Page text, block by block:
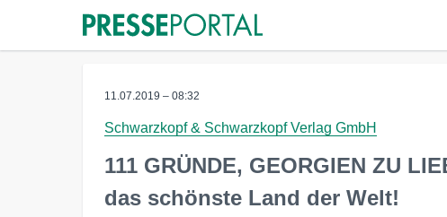
11.07.2019 – 08:32
Schwarzkopf & Schwarzkopf Verlag GmbH
111 GRÜNDE, GEORGIEN ZU
das schönste Land der Welt!